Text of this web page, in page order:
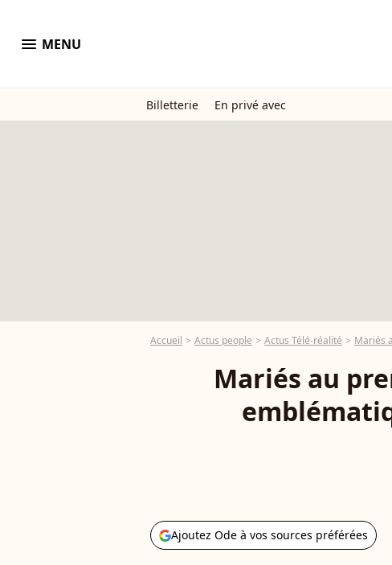
menu MENU
Billetterie En privé avec
Accueil Actus people Actus Télé-réalité Mariés
Mariés au
Ajoutez Ode à vos sources préférées